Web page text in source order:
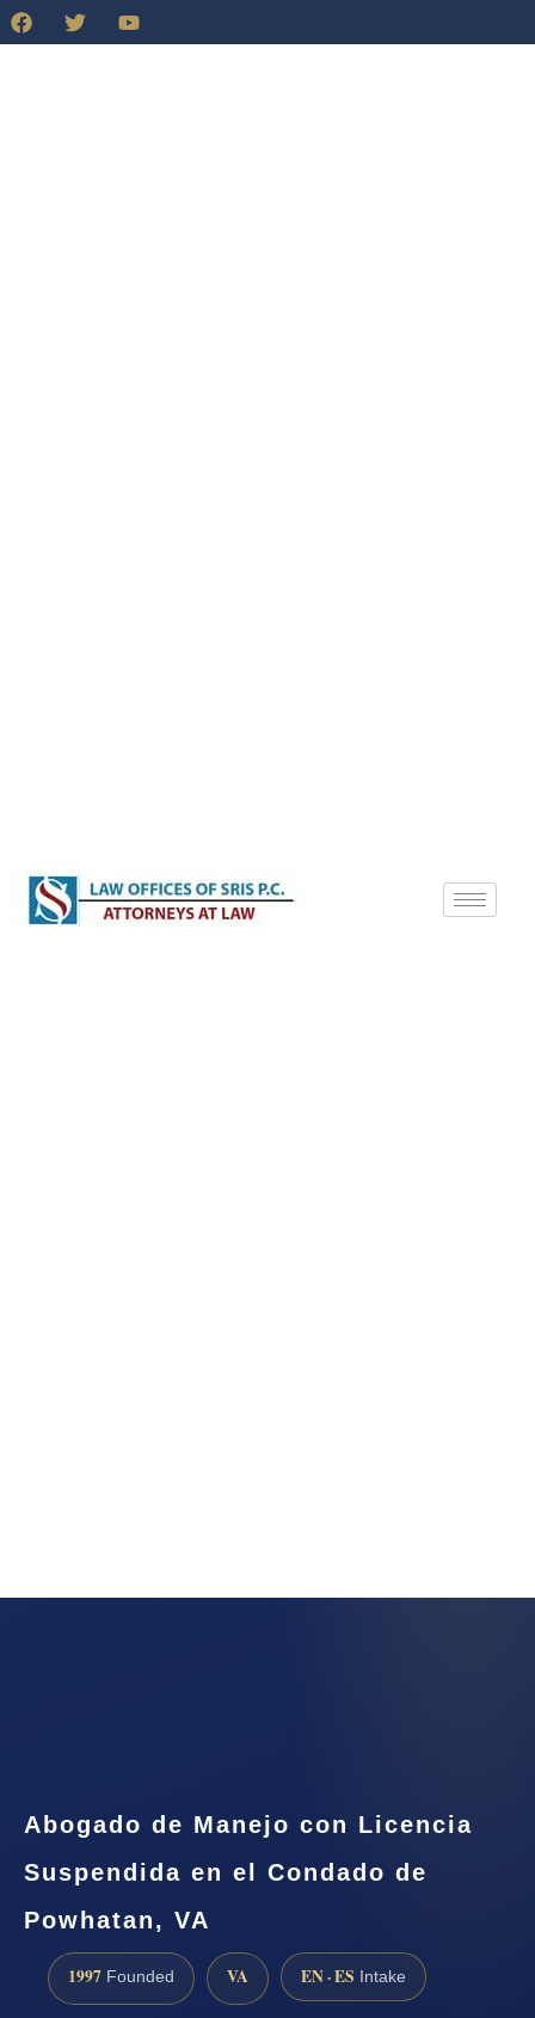
Abogado de Manejo con Licencia
Suspendida en el Condado de
Powhatan, VA
1997 Founded VA EN · ES Intake